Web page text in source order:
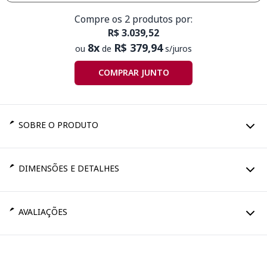
Compre os 2 produtos por:
R$ 3.039,52
ou 8x de R$ 379,94s/juros
COMPRAR JUNTO
SOBRE O PRODUTO
DIMENSÕES E DETALHES
AVALIAÇÕES